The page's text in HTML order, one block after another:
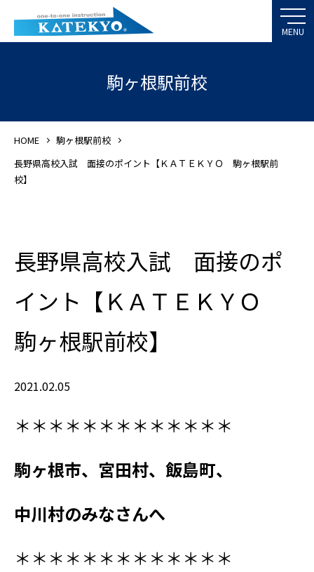
駒ヶ根駅前校
HOME
駒ヶ根駅前校
長野県高校入試 面接のポイント【ＫＡＴＥＫＹＯ 駒ヶ根駅前
校】
長野県高校入試 面接のポ
イント【ＫＡＴＥＫＹＯ
駒ヶ根駅前校】
2021.02.05
＊＊＊＊＊＊＊＊＊＊＊＊＊
駒ヶ根市、宮田村、飯島町、
中川村のみなさんへ
＊＊＊＊＊＊＊＊＊＊＊＊＊